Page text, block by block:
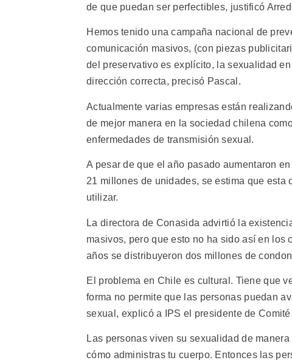
de que puedan ser perfectibles, justificó
Hemos tenido una campaña nacional de
comunicación masivos, (con piezas
del preservativo es explícito, la sexualidad
dirección correcta, precisó Pascal.
Actualmente varias empresas están
de mejor manera en la sociedad chilena
enfermedades de transmisión sexual.
A pesar de que el año pasado aumentaron
21 millones de unidades, se estima que
utilizar.
La directora de Conasida advirtió la
masivos, pero que esto no ha sido así en
años se distribuyeron dos millones de
El problema en Chile es cultural. Tiene que
forma no permite que las personas puedan
sexual, explicó a IPS el presidente de
Las personas viven su sexualidad de
cómo administras tu cuerpo. Entonces las